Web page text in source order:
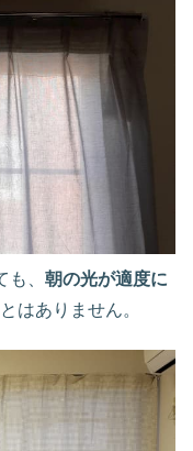
、 朝の光が適度に
はありません。